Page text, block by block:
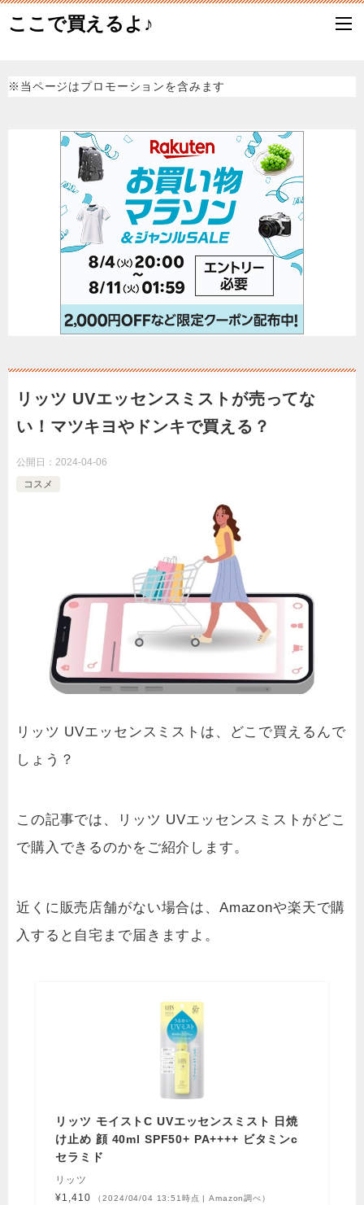
ここで買えるよ♪
※当ページはプロモーションを含みます
リッツ UVエッセンスミストが売ってな
い！マツキヨやドンキで買える？
公開日： 2024-04-06
コスメ
リッツ UVエッセンスミストは、どこで買えるんで
しょう？
この記事では、リッツ UVエッセンスミストがどこ
で購入できるのかをご紹介します。
近くに販売店舗がない場合は、Amazonや楽天で購
入すると自宅まで届きますよ。
リッツ モイストC UVエッセンスミスト 日焼
け止め 顔 40ml SPF50+ PA++++ ビタミンc
セラミド
リッツ
¥1,410
（2024/04/04 13:51時点 | Amazon調べ）